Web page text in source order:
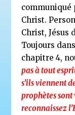
communiqué
Christ.
Christ, Jésus
Toujours
chapitre 4,
pas à tout
s’ils viennent
prophètes sont
reconnaissez